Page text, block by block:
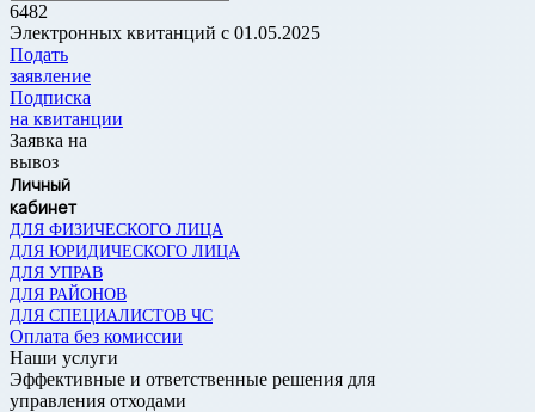
6482
Электронных квитанций с 01.05.2025
Подать
заявление
Подписка
на квитанции
Заявка на
вывоз
Личный
кабинет
ДЛЯ ФИЗИЧЕСКОГО ЛИЦА
ДЛЯ ЮРИДИЧЕСКОГО ЛИЦА
ДЛЯ УПРАВ
ДЛЯ РАЙОНОВ
ДЛЯ СПЕЦИАЛИСТОВ ЧС
Оплата без комиссии
Наши услуги
Эффективные и ответственные решения для
управления отходами